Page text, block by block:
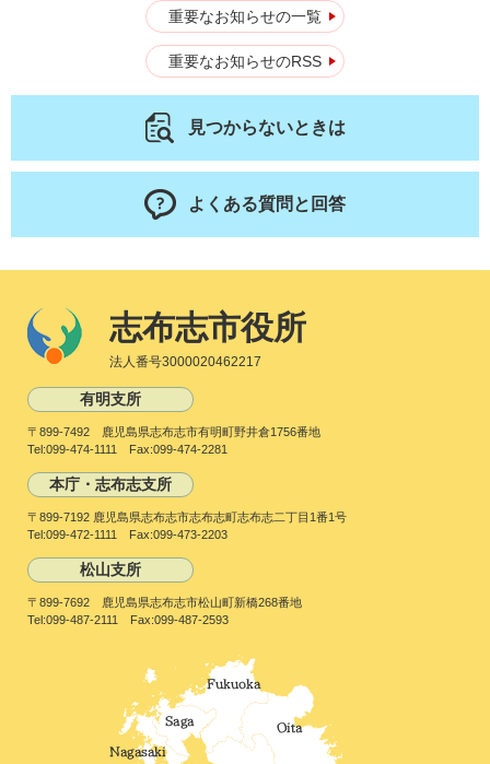
重要なお知らせの一覧
重要なお知らせのRSS
見つからないときは
よくある質問と回答
志布志市役所
法人番号3000020462217
有明支所
〒899-7492 鹿児島県志布志市有明町野井倉1756番地
Tel:099-474-1111 Fax:099-474-2281
本庁・志布志支所
〒899-7192 鹿児島県志布志市志布志町志布志二丁目1番1号
Tel:099-472-1111 Fax:099-473-2203
松山支所
〒899-7692 鹿児島県志布志市松山町新橋268番地
Tel:099-487-2111 Fax:099-487-2593